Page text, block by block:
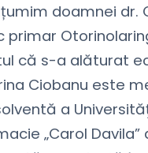
doamnei dr.
primar
că s-a alăturat
Ciobanu este
a
„Carol Davila”